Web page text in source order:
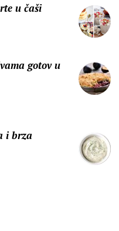
u čaši
gotov u
i brza